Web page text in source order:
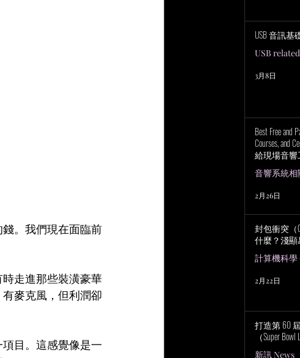
。我們現在面臨前
走進那些裝潢豪華
麥克風，但利潤卻
目。這感覺像是一
USB 音訊基
USB related
3月8日
Best Free and
Courses, and
給現場音
上培訓研
音響系統相
2月26日
封包衝突（
什麼？淺
計算機科學
2月22日
打造第 60
（Super
新訊 News